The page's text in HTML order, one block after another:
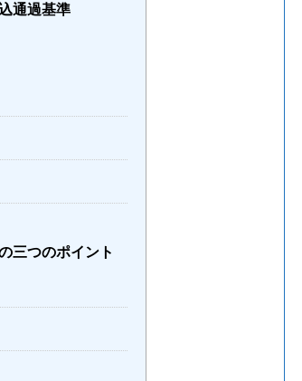
通過基準
三つのポイント